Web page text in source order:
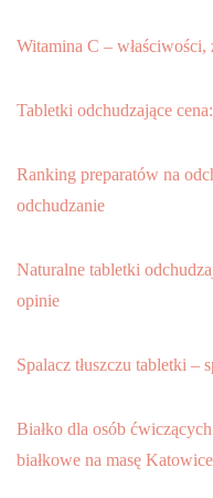
Witamina C –
Tabletki odchudzające
Ranking preparatów na
odchudzanie
Naturalne tabletki
opinie
Spalacz tłuszczu tabletki –
Białko dla osób
białkowe na masę